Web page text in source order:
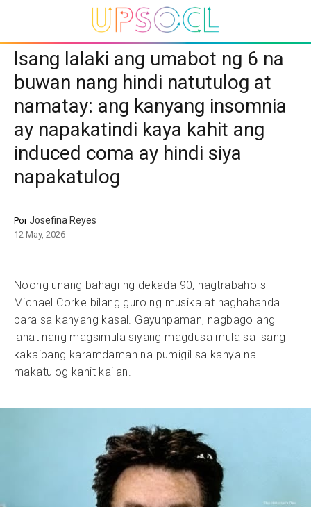
Isang lalaki ang umabot ng 6 na
buwan nang hindi natutulog at
namatay: ang kanyang insomnia
ay napakatindi kaya kahit ang
induced coma ay hindi siya
napakatulog
PorJosefina Reyes
12 May, 2026
Noong unang bahagi ng dekada 90, nagtrabaho si
Michael Corke bilang guro ng musika at naghahanda
para sa kanyang kasal. Gayunpaman, nagbago ang
lahat nang magsimula siyang magdusa mula sa isang
kakaibang karamdaman na pumigil sa kanya na
makatulog kahit kailan.